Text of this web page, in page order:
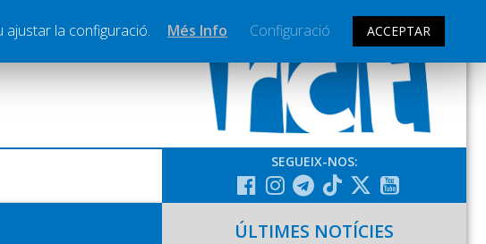
SEGUEIX-NOS:
ÚLTIMES NOTÍCIES
la configuració. Més Info Configuració ACCEPTAR